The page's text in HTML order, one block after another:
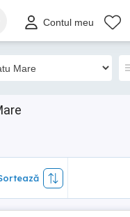
Contul meu